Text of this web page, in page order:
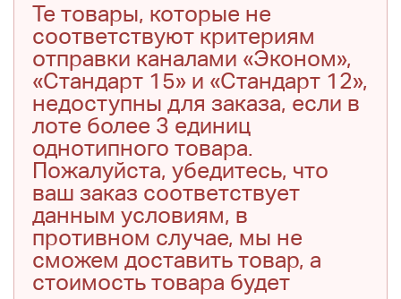
Те товары, которые не
соответствуют критериям
отправки каналами «Эконом»,
«Стандарт 15» и «Стандарт 12»,
недоступны для заказа, если в
лоте более 3 единиц
однотипного товара.
Пожалуйста, убедитесь, что
ваш заказ соответствует
данным условиям, в
противном случае, мы не
сможем доставить товар, а
стоимость товара будет